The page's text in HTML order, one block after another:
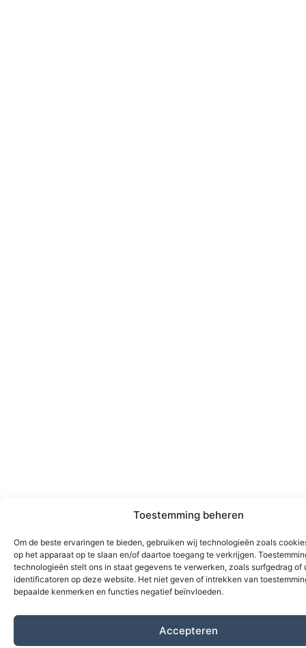
Toestemming beheren
Om de beste ervaringen te bieden, gebruiken wij technologieën zoals
op het apparaat op te slaan en/of daartoe toegang te verkrijgen.
technologieën stelt ons in staat gegevens te verwerken, zoals surfgedrag of
identificatoren op deze website. Het niet geven of intrekken van
bepaalde kenmerken en functies negatief beïnvloeden.
Accepteren